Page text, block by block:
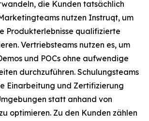
die Kunden tatsächlich
nutzen Instruqt, um
Produkterlebnisse qualifizierte
Vertriebsteams nutzen es, um
und POCs ohne aufwendige
durchzuführen. Schulungsteams
Einarbeitung und Zertifizierung
statt anhand von
optimieren. Zu den Kunden zählen